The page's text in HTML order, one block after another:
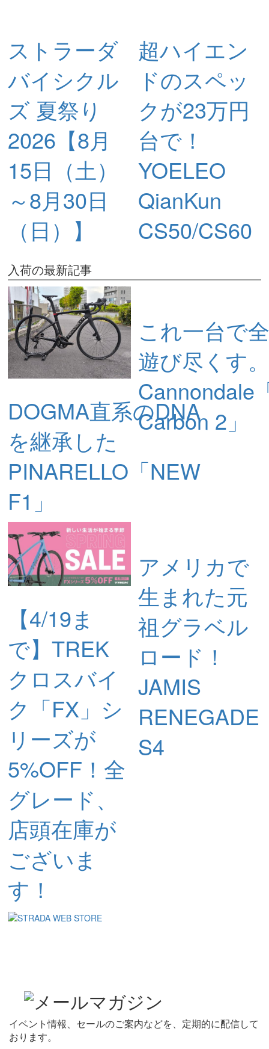
ストラーダ
バイシクル
ズ 夏祭り
2026【8月
15日（土）
～8月30日
（日）】
超ハイエン
ドのスペッ
クが23万円
台で！
YOELEO
QianKun
CS50/CS60
入荷の最新記事
DOGMA直系のDNA
を継承した
PINARELLO「NEW
F1」
これ一台で
遊び尽くす
Cannondale
Carbon 2」
【4/19ま
で】TREK
クロスバイ
ク「FX」シ
リーズが
5%OFF！全
グレード、
店頭在庫が
ございま
す！
アメリカで
生まれた元
祖グラベル
ロード！
JAMIS
RENEGADE
S4
イベント情報、セールのご案内などを、定期的に配信して
おります。